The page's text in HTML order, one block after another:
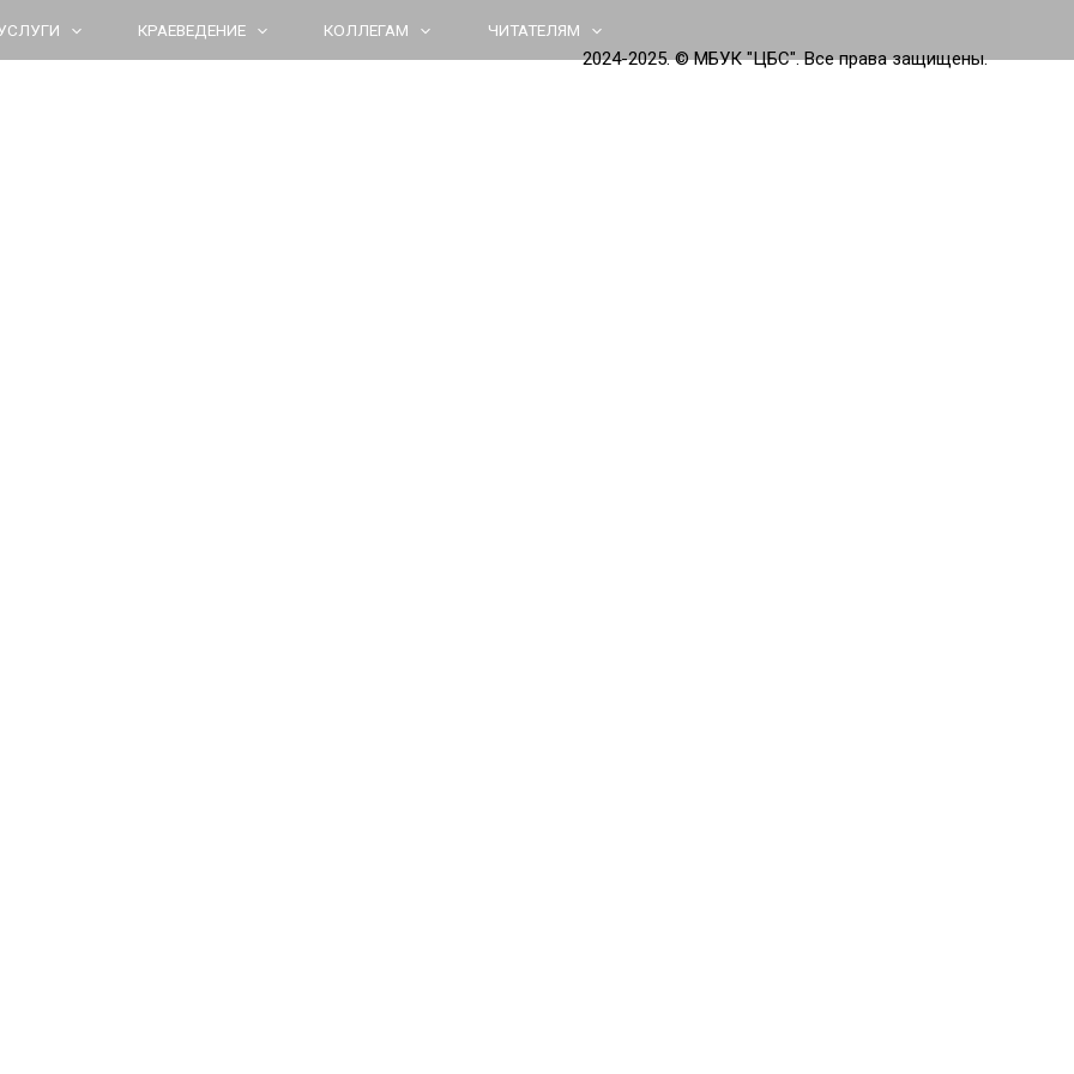
КРАЕВЕДЕНИЕ КОЛЛЕГАМ ЧИТАТЕЛЯМ
2024-2025. © МБУК "ЦБС". Все права защищены.